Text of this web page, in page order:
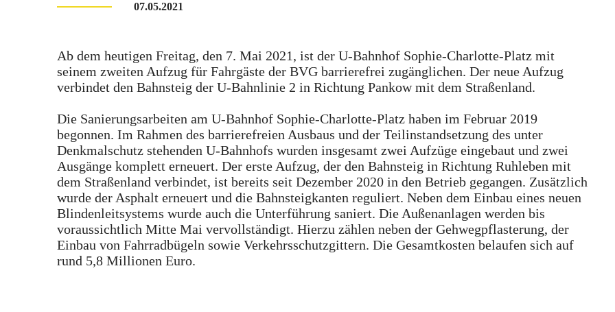
07.05.2021
Ab dem heutigen Freitag, den 7. Mai 2021, ist der U-Bahnhof Sophie-Charlotte-Platz mit
seinem zweiten Aufzug für Fahrgäste der BVG barrierefrei zugänglichen. Der neue Aufzug
verbindet den Bahnsteig der U-Bahnlinie 2 in Richtung Pankow mit dem Straßenland.
Die Sanierungsarbeiten am U-Bahnhof Sophie-Charlotte-Platz haben im Februar 2019
begonnen. Im Rahmen des barrierefreien Ausbaus und der Teilinstandsetzung des unter
Denkmalschutz stehenden U-Bahnhofs wurden insgesamt zwei Aufzüge eingebaut und zwei
Ausgänge komplett erneuert. Der erste Aufzug, der den Bahnsteig in Richtung Ruhleben mit
dem Straßenland verbindet, ist bereits seit Dezember 2020 in den Betrieb gegangen. Zusätzlich
wurde der Asphalt erneuert und die Bahnsteigkanten reguliert. Neben dem Einbau eines neuen
Blindenleitsystems wurde auch die Unterführung saniert. Die Außenanlagen werden bis
voraussichtlich Mitte Mai vervollständigt. Hierzu zählen neben der Gehwegpflasterung, der
Einbau von Fahrradbügeln sowie Verkehrsschutzgittern. Die Gesamtkosten belaufen sich auf
rund 5,8 Millionen Euro.